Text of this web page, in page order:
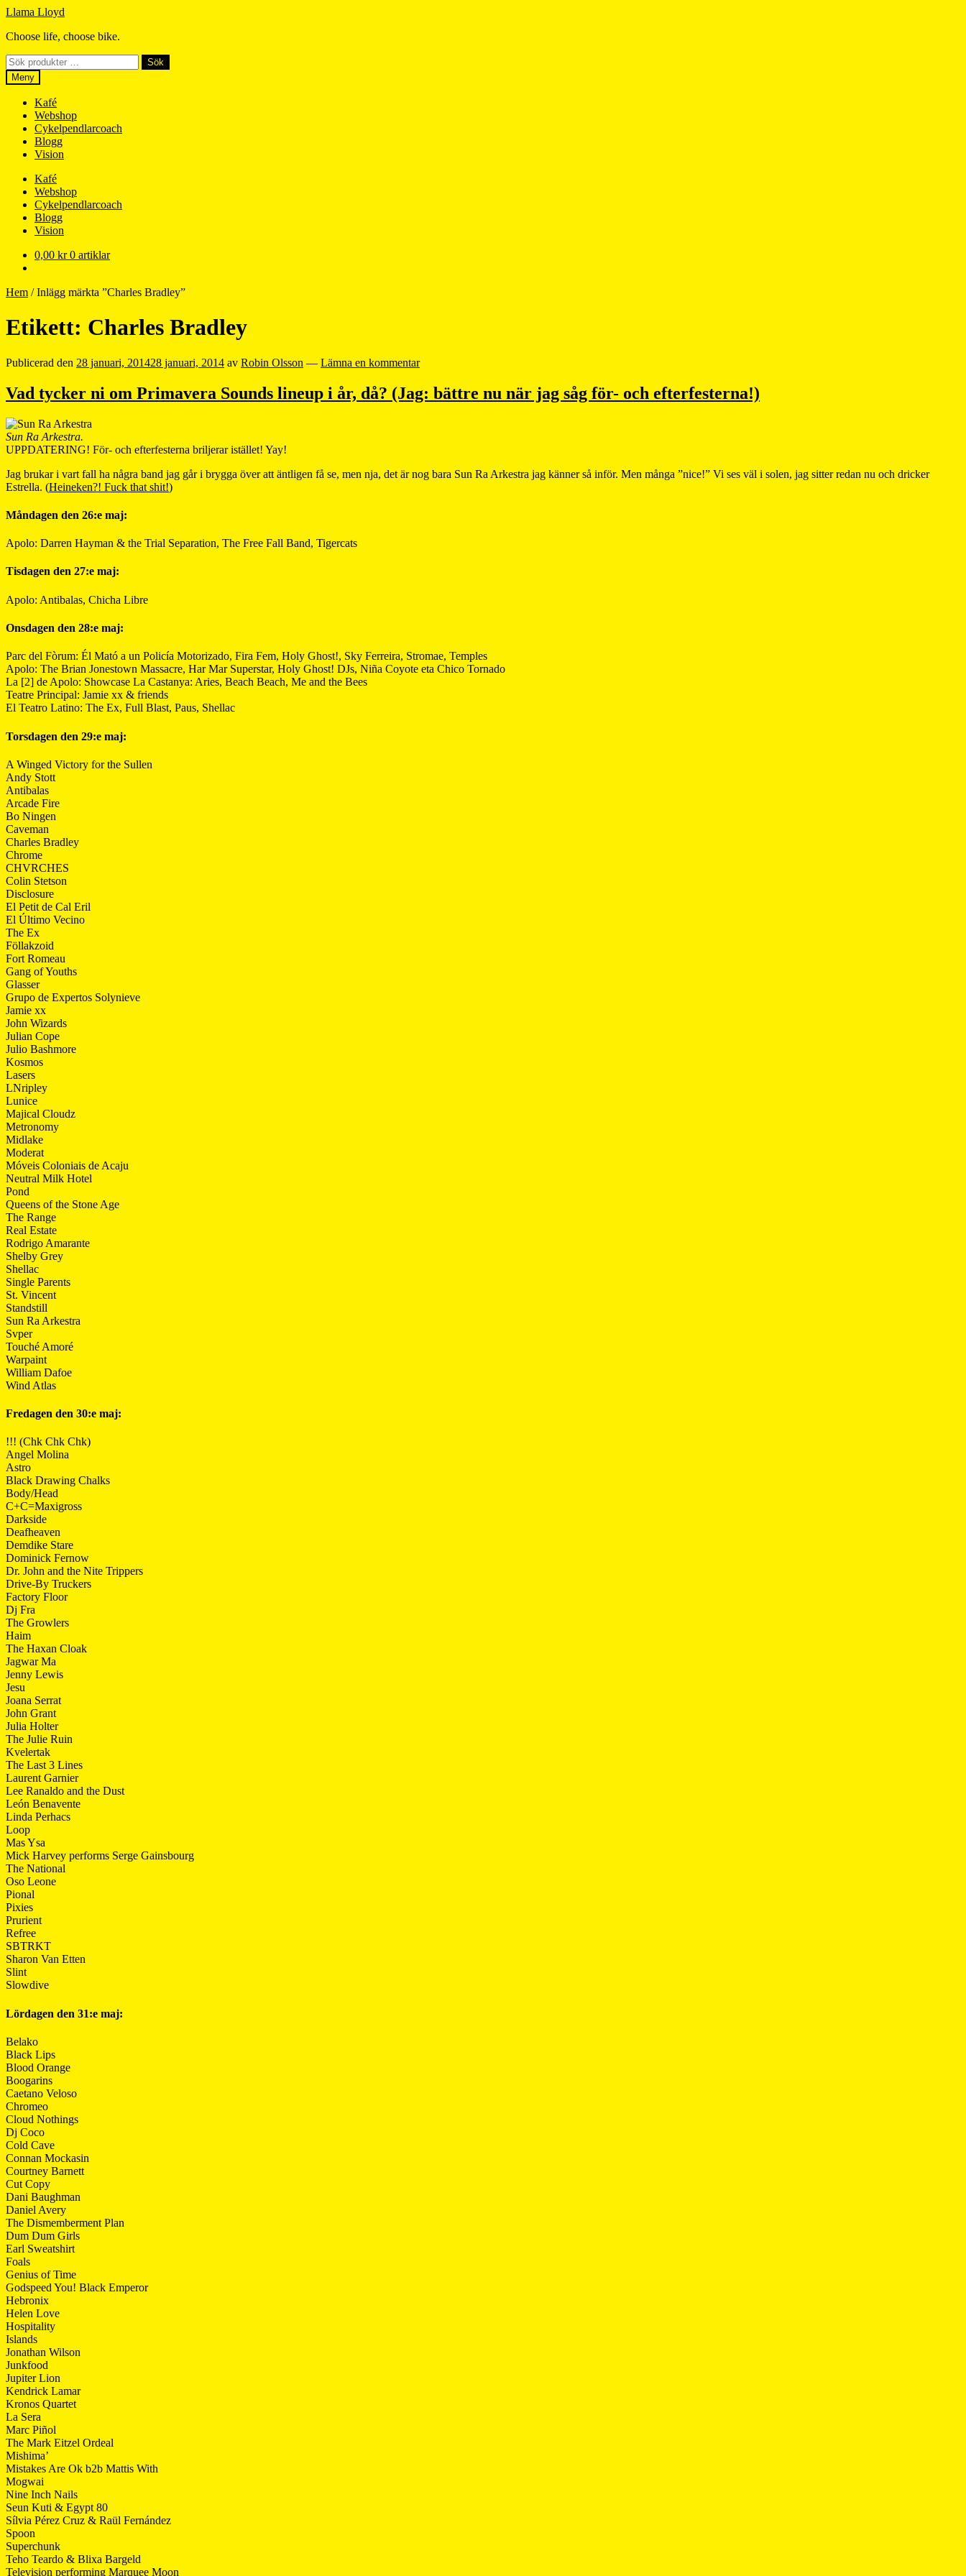
Hoppa
navigering
Hoppa
innehåll
Llama Lloyd
Choose life, choose bike.
Sök
efter:
Sök
Meny
Kafé
Webshop
Cykelpendlarcoach
Blogg
Vision
Kafé
Webshop
Cykelpendlarcoach
Blogg
Vision
0,00 kr 0 artiklar
Hem /Inlägg märkta ”Charles Bradley”
Etikett: Charles Bradley
Publicerad den 28 januari, 201428 januari, 2014 av Robin Olsson — Lämna en kommentar
Vad tycker ni om Primavera Sounds lineup i år, då? (Jag: bättre nu när jag såg för- och efterfesterna!)
Sun Ra Arkestra.
UPPDATERING! För- och efterfesterna briljerar istället! Yay!
Jag brukar i vart fall ha några band jag går i brygga över att äntligen få se, men nja, det är nog bara Sun Ra Arkestra jag känner så inför. Men många ”nice!” Vi ses väl i solen, jag sitter redan nu och dricker
Estrella. (Heineken?! Fuck that shit!)
Måndagen den 26:e maj:
Apolo: Darren Hayman & the Trial Separation, The Free Fall Band, Tigercats
Tisdagen den 27:e maj:
Apolo: Antibalas, Chicha Libre
Onsdagen den 28:e maj:
Parc del Fòrum: Él Mató a un Policía Motorizado, Fira Fem, Holy Ghost!, Sky Ferreira, Stromae, Temples
Apolo: The Brian Jonestown Massacre, Har Mar Superstar, Holy Ghost! DJs, Niña Coyote eta Chico Tornado
La [2] de Apolo: Showcase La Castanya: Aries, Beach Beach, Me and the Bees
Teatre Principal: Jamie xx & friends
El Teatro Latino: The Ex, Full Blast, Paus, Shellac
Torsdagen den 29:e maj:
A Winged Victory for the Sullen
Andy Stott
Antibalas
Arcade Fire
Bo Ningen
Caveman
Charles Bradley
Chrome
CHVRCHES
Colin Stetson
Disclosure
El Petit de Cal Eril
El Último Vecino
The Ex
Föllakzoid
Fort Romeau
Gang of Youths
Glasser
Grupo de Expertos Solynieve
Jamie xx
John Wizards
Julian Cope
Julio Bashmore
Kosmos
Lasers
LNripley
Lunice
Majical Cloudz
Metronomy
Midlake
Moderat
Móveis Coloniais de Acaju
Neutral Milk Hotel
Pond
Queens of the Stone Age
The Range
Real Estate
Rodrigo Amarante
Shelby Grey
Shellac
Single Parents
St. Vincent
Standstill
Sun Ra Arkestra
Svper
Touché Amoré
Warpaint
William Dafoe
Wind Atlas
Fredagen den 30:e maj:
!!! (Chk Chk Chk)
Angel Molina
Astro
Black Drawing Chalks
Body/Head
C+C=Maxigross
Darkside
Deafheaven
Demdike Stare
Dominick Fernow
Dr. John and the Nite Trippers
Drive-By Truckers
Factory Floor
Dj Fra
The Growlers
Haim
The Haxan Cloak
Jagwar Ma
Jenny Lewis
Jesu
Joana Serrat
John Grant
Julia Holter
The Julie Ruin
Kvelertak
The Last 3 Lines
Laurent Garnier
Lee Ranaldo and the Dust
León Benavente
Linda Perhacs
Loop
Mas Ysa
Mick Harvey performs Serge Gainsbourg
The National
Oso Leone
Pional
Pixies
Prurient
Refree
SBTRKT
Sharon Van Etten
Slint
Slowdive
Lördagen den 31:e maj:
Belako
Black Lips
Blood Orange
Boogarins
Caetano Veloso
Chromeo
Cloud Nothings
Dj Coco
Cold Cave
Connan Mockasin
Courtney Barnett
Cut Copy
Dani Baughman
Daniel Avery
The Dismemberment Plan
Dum Dum Girls
Earl Sweatshirt
Foals
Genius of Time
Godspeed You! Black Emperor
Hebronix
Helen Love
Hospitality
Islands
Jonathan Wilson
Junkfood
Jupiter Lion
Kendrick Lamar
Kronos Quartet
La Sera
Marc Piñol
The Mark Eitzel Ordeal
Mishima’
Mistakes Are Ok b2b Mattis With
Mogwai
Nine Inch Nails
Seun Kuti & Egypt 80
Sílvia Pérez Cruz & Raül Fernández
Spoon
Superchunk
Teho Teardo & Blixa Bargeld
Television performing Marquee Moon